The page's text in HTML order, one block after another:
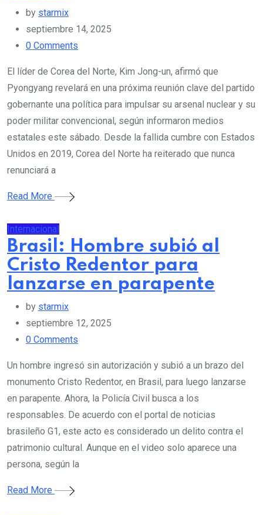
by starmix
septiembre 14, 2025
0 Comments
El líder de Corea del Norte, Kim Jong-un, afirmó que
Pyongyang revelará en una próxima reunión clave del partido
gobernante una política para impulsar su arsenal nuclear y su
poder militar convencional, según informaron medios
estatales este sábado. Desde la fallida cumbre con Estados
Unidos en 2019, Corea del Norte ha reiterado que nunca
renunciará a
Read More
Internacional
Brasil: Hombre subió al
Cristo Redentor para
lanzarse en parapente
by starmix
septiembre 12, 2025
0 Comments
Un hombre ingresó sin autorización y subió a un brazo del
monumento Cristo Redentor, en Brasil, para luego lanzarse
en parapente. Ahora, la Policía Civil busca a los
responsables. De acuerdo con el portal de noticias
brasileño G1, este acto es considerado un delito contra el
patrimonio cultural. Aunque en el video solo aparece una
persona, según la
Read More